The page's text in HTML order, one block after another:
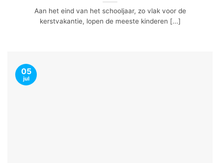
Aan het eind van het schooljaar, zo vlak voor de
kerstvakantie, lopen de meeste kinderen [...]
05
jul